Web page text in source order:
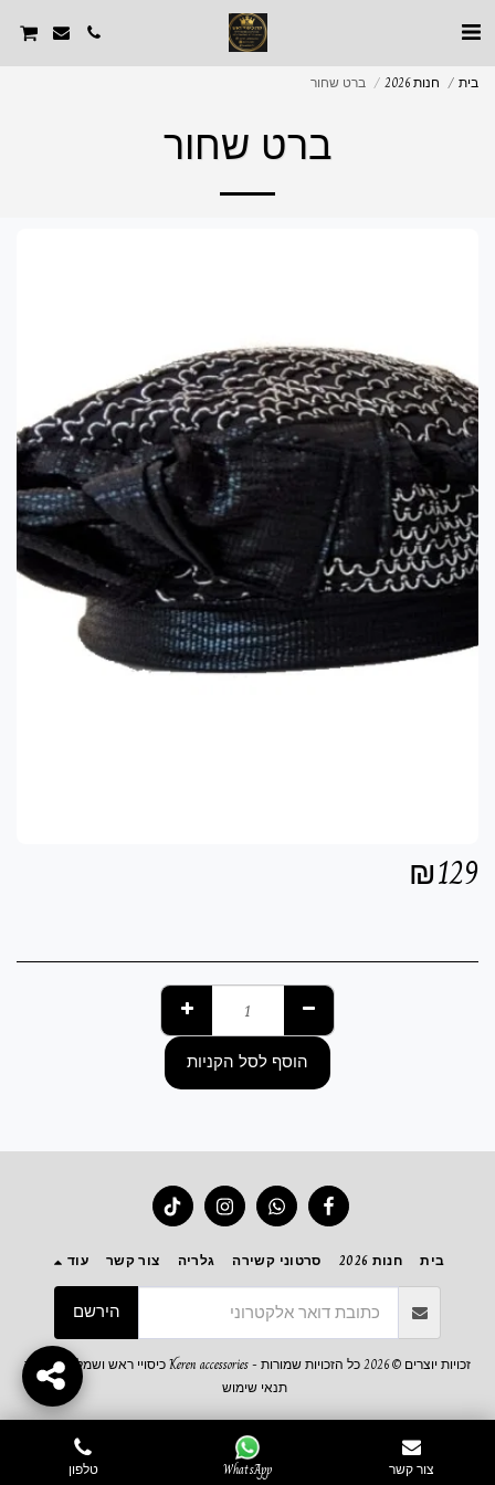
בית חנות 2026 ברט שחור
ברט שחור
₪129
הוסף לסל הקניות
בית חנות 2026 סרטוני קשירה גלריה צור קשר עוד
הירשם
זכויות יוצרים © 2026 כל הזכויות שמורות -
Keren accessories כיסויי ראש ושמלות צנועות
תנאי שימוש
WhatsApp טלפון צור קשר